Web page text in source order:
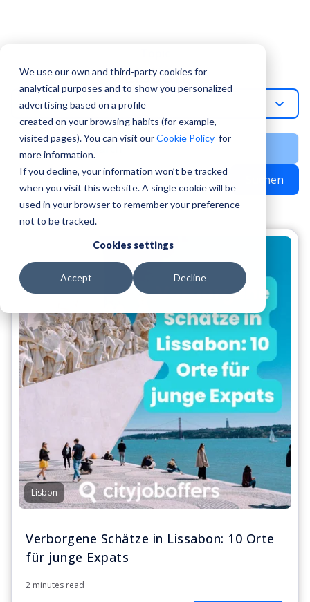
We use our own and third-party cookies for
analytical purposes and to show you personalized
advertising based on a profile
created on your browsing habits (for example,
visited pages). You can visit ourCookie Policy for
more information.
If you decline, your information won’t be tracked
when you visit this website. A single cookie will be
used in your browser to remember your preference
not to be tracked.
Cookies settings
Accept Decline
Lisbon
Lisbon
Suchen
Lisbon
Verborgene Schätze in Lissabon: 10 Orte
für junge Expats
2 minutes read